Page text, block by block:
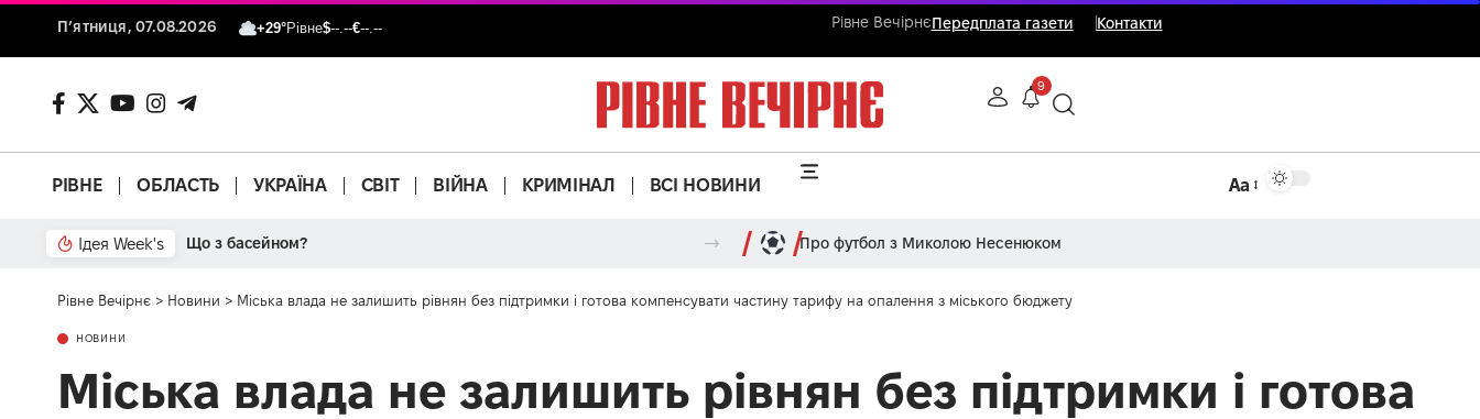
П’ятниця, 07.08.2026 +29°Рівне$--.--€--.-- Рівне ВечірнєПередплата газети Контакти
9
РІВНЕ ОБЛАСТЬ УКРАЇНА СВІТ ВІЙНА КРИМІНАЛ ВСІ НОВИНИ Аа
Ідея Week's Що з басейном? Про футбол з Миколою Несенюком
Рівне Вечірнє > Новини > Міська влада не залишить рівнян без підтримки і готова компенсувати частину тарифу на опалення з міського бюджету
НОВИНИ
Міська влада не залишить рівнян без підтримки і готова